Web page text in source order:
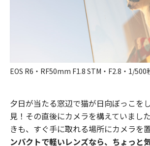
EOS R6・RF50mm F1.8 STM・F2.8・1/500
夕日が当たる窓辺で猫が日向ぼっこを
見！その直後にカメラを構えていまし
きも、すぐ手に取れる場所にカメラを
ンパクトで軽いレンズなら、ちょっと